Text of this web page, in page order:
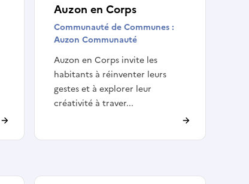
Auzon en Corps
Communauté de Communes :
Auzon Communauté
Auzon en Corps invite les
habitants à réinventer leurs
gestes et à explorer leur
créativité à traver...